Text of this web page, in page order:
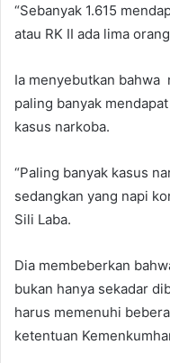
“Sebanyak 1.615
atau RK II ada lima
Ia menyebutkan bahwa
paling banyak
kasus narkoba.
“Paling banyak kasus
sedangkan yang napi
Sili Laba.
Dia membeberkan
bukan hanya sekadar
harus memenuhi
ketentuan